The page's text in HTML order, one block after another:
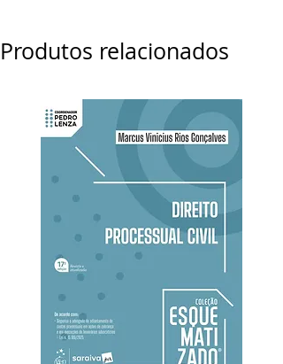
Produtos relacionados